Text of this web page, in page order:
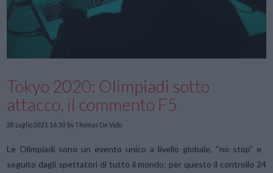
Tokyo 2020: Olimpiadi sotto
attacco, il commento F5
28 Luglio 2021 16:50 by Thomas De Vido
Le Olimpiadi sono un evento unico a livello globale, “no stop” e
seguito dagli spettatori di tutto il mondo; per questo il controllo 24